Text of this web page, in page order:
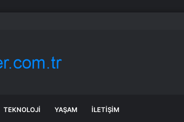
TEKNOLOJI YAŞAM İLETIŞIM